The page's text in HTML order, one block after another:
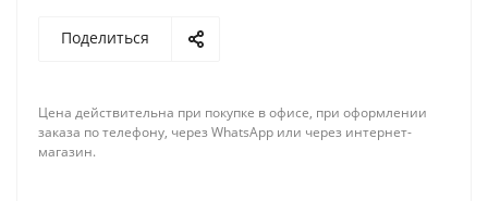
Поделиться
Цена действительна при покупке в офисе, при оформлении
заказа по телефону, через WhatsApp или через интернет-
магазин.